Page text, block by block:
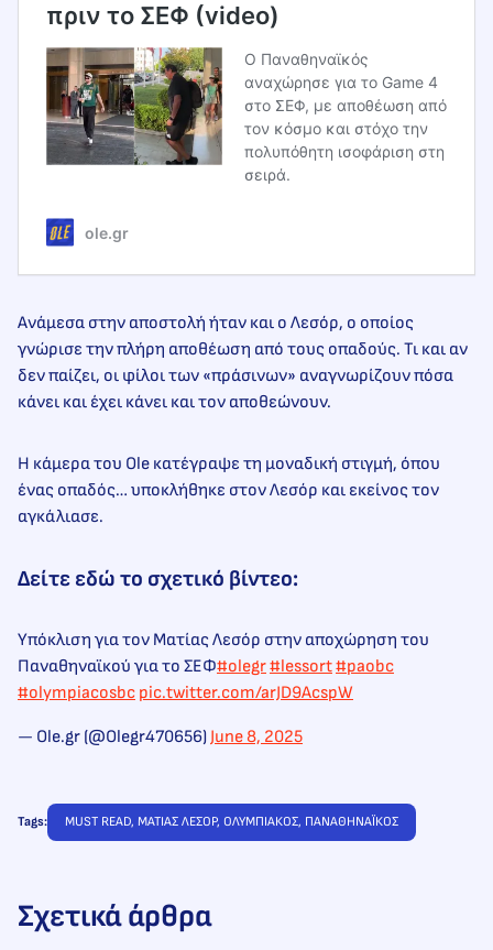
πριν το ΣΕΦ (video)
Ο Παναθηναϊκός
αναχώρησε για το Game 4
στο ΣΕΦ, με αποθέωση από
τον κόσμο και στόχο την
πολυπόθητη ισοφάριση στη
σειρά.
ole.gr
Ανάμεσα στην αποστολή ήταν και ο Λεσόρ, ο οποίος
γνώρισε την πλήρη αποθέωση από τους οπαδούς. Τι και αν
δεν παίζει, οι φίλοι των «πράσινων» αναγνωρίζουν πόσα
κάνει και έχει κάνει και τον αποθεώνουν.
Η κάμερα του Ole κατέγραψε τη μοναδική στιγμή, όπου
ένας οπαδός… υποκλήθηκε στον Λεσόρ και εκείνος τον
αγκάλιασε.
Δείτε εδώ το σχετικό βίντεο:
Υπόκλιση για τον Ματίας Λεσόρ στην αποχώρηση του
Παναθηναϊκού για το ΣΕΦ#olegr#lessort#paobc
#olympiacosbc pic.twitter.com/arJD9AcspW
— Ole.gr (@Olegr470656)June 8, 2025
Tags: MUST READ, ΜΑΤΙΑΣ ΛΕΣΟΡ, ΟΛΥΜΠΙΑΚΟΣ, ΠΑΝΑΘΗΝΑΪΚΟΣ
Σχετικά άρθρα